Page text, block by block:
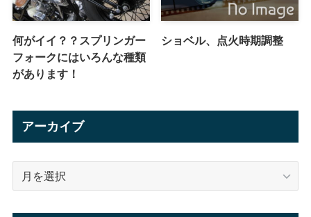
何がイイ？？スプリンガー
フォークにはいろんな種類
があります！
ショベル、点火時期調整
アーカイブ